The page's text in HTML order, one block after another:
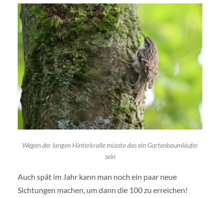
Wegen der langen Hinterkralle müsste das ein Gartenbaumläufer
sein
Auch spät im Jahr kann man noch ein paar neue
Sichtungen machen, um dann die 100 zu erreichen!